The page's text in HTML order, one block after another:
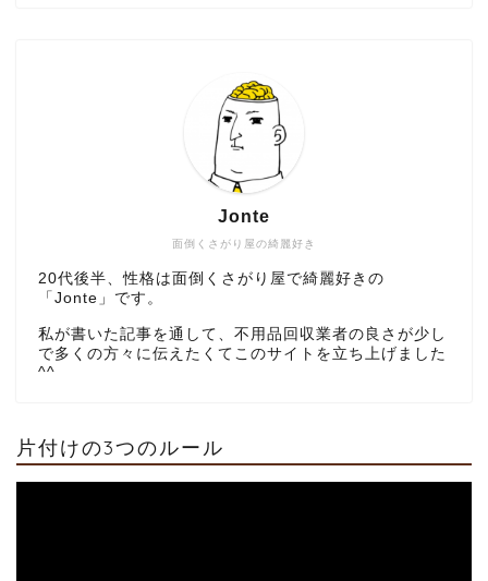
面倒くさがり屋の綺麗好き
Jonte
20代後半、性格は面倒くさがり屋で綺麗好きの
「Jonte」です。
私が書いた記事を通して、不用品回収業者の良さが少し
で多くの方々に伝えたくてこのサイトを立ち上げました
^^
片付けの3つのルール